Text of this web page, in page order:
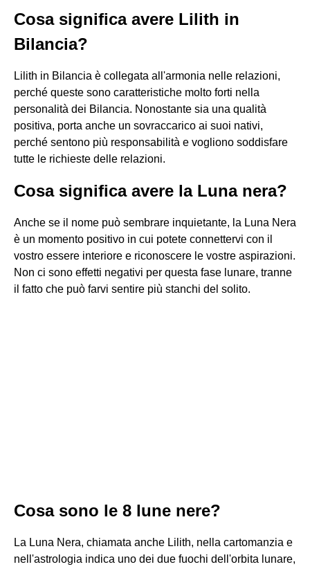
Cosa significa avere Lilith in
Bilancia?
Lilith in Bilancia è collegata all'armonia nelle relazioni,
perché queste sono caratteristiche molto forti nella
personalità dei Bilancia. Nonostante sia una qualità
positiva, porta anche un sovraccarico ai suoi nativi,
perché sentono più responsabilità e vogliono soddisfare
tutte le richieste delle relazioni.
Cosa significa avere la Luna nera?
Anche se il nome può sembrare inquietante, la Luna Nera
è un momento positivo in cui potete connettervi con il
vostro essere interiore e riconoscere le vostre aspirazioni.
Non ci sono effetti negativi per questa fase lunare, tranne
il fatto che può farvi sentire più stanchi del solito.
Cosa sono le 8 lune nere?
La Luna Nera, chiamata anche Lilith, nella cartomanzia e
nell'astrologia indica uno dei due fuochi dell'orbita lunare,